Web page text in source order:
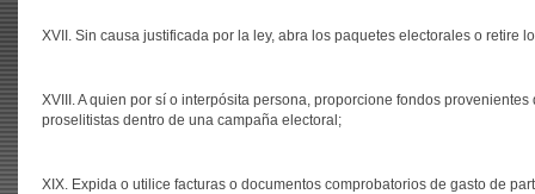
XVII. Sin causa justificada por la ley, abra los paquetes electorales o retire
XVIII. A quien por sí o interpósita persona, proporcione fondos
proselitistas dentro de una campaña electoral;
XIX. Expida o utilice facturas o documentos comprobatorios de gasto de